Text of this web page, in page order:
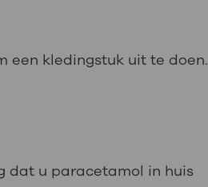
een kledingstuk uit te doen.
dat u paracetamol in huis